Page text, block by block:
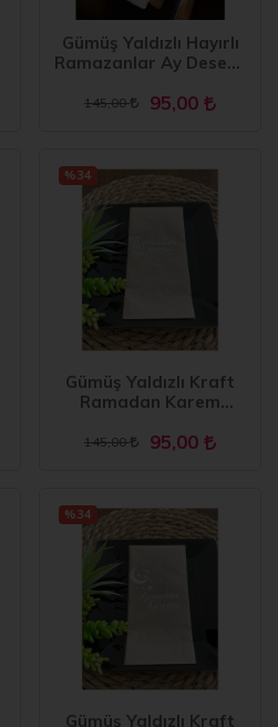
Gümüş Yaldızlı Hayırlı
Ramazanlar Ay Desenli
Peçete
145,00 95,00
Gümüş Yaldızlı Kraft
Ramadan Karem
Model
145,00 95,00
%34
Gümüş Yaldızlı Kraft
%34